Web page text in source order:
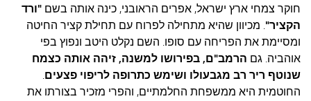
חוקר צמחי ארץ ישראל, אפרים הראובני, כינה אותה בשם "ורד
הקציר". מכיוון שהיא מתחילה לפרוח עם תחילת קציר החיטה
ומסיימת את הפריחה עם סופו. השם נקלט היטב ונפוץ בפי
אוהביה. גם הרמב"ם, בפירושו למשנה, זיהה אותה כצמח
שנוטף ריר רב מגבעולו ושימש כתרופה לריפוי פצעים.
החוטמית היא ממשפחת החלמתיים, והפרי מזכיר בצורתו את